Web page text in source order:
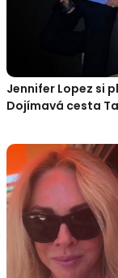
Jennifer Lopez si
Dojímavá cesta